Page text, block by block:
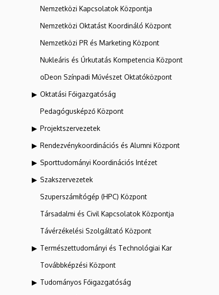
Nemzetközi Kapcsolatok Központja
Nemzetközi Oktatást Koordináló Központ
Nemzetközi PR és Marketing Központ
Nukleáris és Űrkutatás Kompetencia Központ
oDeon Színpadi Művészet Oktatóközpont
Oktatási Főigazgatóság
Pedagógusképző Központ
Projektszervezetek
Rendezvénykoordinációs és Alumni Központ
Sporttudományi Koordinációs Intézet
Szakszervezetek
Szuperszámítógép (HPC) Központ
Társadalmi és Civil Kapcsolatok Központja
Távérzékelési Szolgáltató Központ
Természettudományi és Technológiai Kar
Továbbképzési Központ
Tudományos Főigazgatóság